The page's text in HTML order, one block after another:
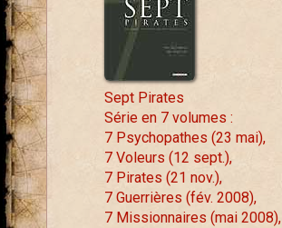
Sept Pirates
Série en 7 volumes :
7 Psychopathes (23 mai),
7 Voleurs (12 sept.),
7 Pirates (21 nov.),
7 Guerrières (fév. 2008),
7 Missionnaires (mai 2008),